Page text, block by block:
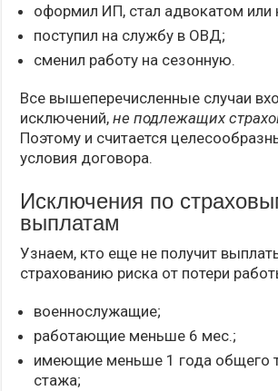
оформил ИП, стал адвокатом или
поступил на службу в ОВД;
сменил работу на сезонную.
Все вышеперечисленные случаи
исключений,не подлежащих
Поэтому и считается
условия договора.
Исключения по
выплатам
Узнаем, кто еще не получит
страхованию риска от потери
военнослужащие;
работающие меньше 6 мес.;
имеющие меньше 1 года общего
стажа;